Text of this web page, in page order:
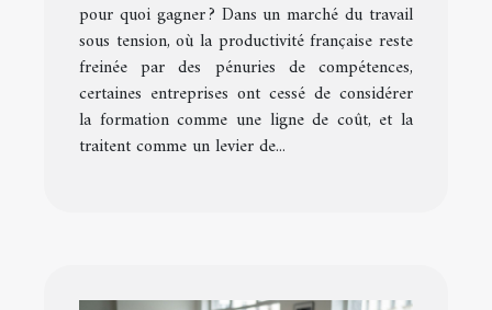
pour quoi gagner ? Dans un marché du travail
sous tension, où la productivité française reste
freinée par des pénuries de compétences,
certaines entreprises ont cessé de considérer
la formation comme une ligne de coût, et la
traitent comme un levier de...